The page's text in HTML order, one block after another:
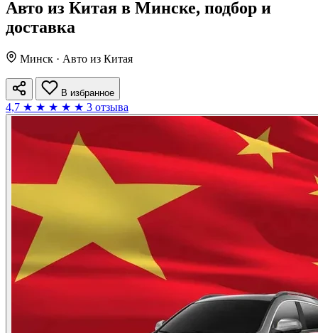
Авто из Китая в Минске, подбор и
доставка
Минск · Авто из Китая
В избранное
4,7 ★ ★ ★ ★ ★ 3 отзыва